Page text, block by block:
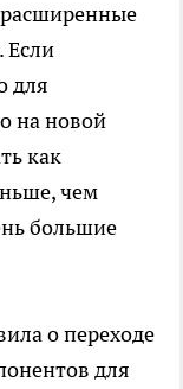
Если
для
на новой
как
чем
большие
о переходе
для